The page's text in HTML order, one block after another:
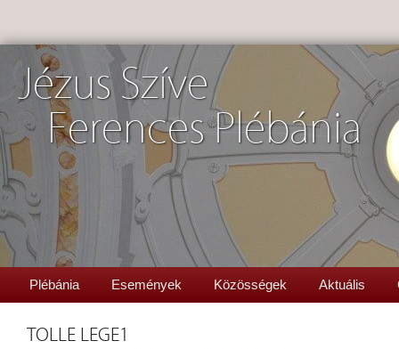
Jézus Szíve
Ferences Plébánia
Plébánia Események Közösségek Aktuális
TOLLE LEGE1